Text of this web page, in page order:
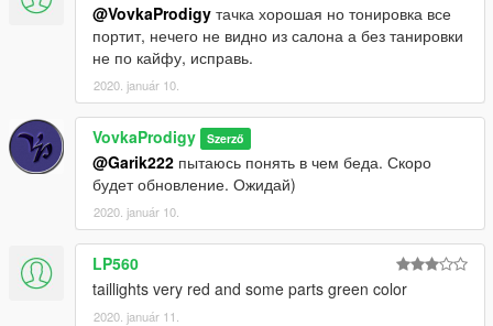
@VovkaProdigy тачка хорошая но тонировка все
портит, нечего не видно из салона а без танировки
не по кайфу, исправь.
2020. január 10.
VovkaProdigy Szerző
@Garik222 пытаюсь понять в чем беда. Скоро
будет обновление. Ожидай)
2020. január 10.
LP560
taillights very red and some parts green color
2020. január 11.